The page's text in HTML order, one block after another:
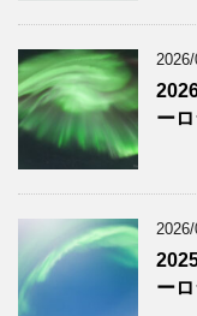
ー
ー